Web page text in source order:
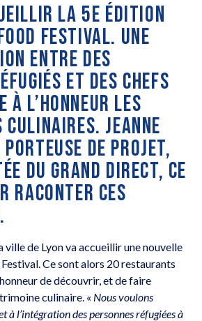
LA 5E ÉDITION
FESTIVAL. UNE
ENTRE DES
ET DES CHEFS
À L’HONNEUR LES
JEANNE
DE PROJET,
DU GRAND DIRECT, CE
RACONTER CES
ville de Lyon va accueillir une nouvelle
Ce sont alors 20 restaurants
de découvrir, et de faire
culinaire. « Nous voulons
à l’intégration des personnes réfugiées à